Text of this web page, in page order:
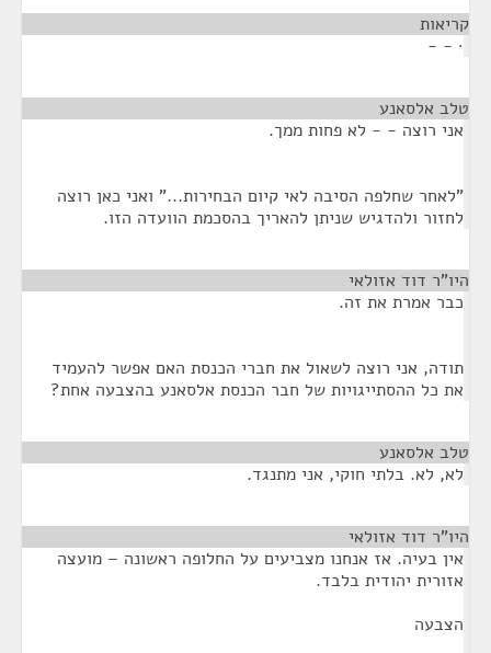
קריאות
· - -
טלב אלסאנע
אני רוצה - - לא פחות ממך.
"לאחר שחלפה הסיבה לאי קיום הבחירות..." ואני כאן רוצה
לחזור ולהדגיש שניתן להאריך בהסכמת הוועדה הזו.
היו"ר דוד אזולאי
כבר אמרת את זה.
תודה, אני רוצה לשאול את חברי הכנסת האם אפשר להעמיד
את כל ההסתייגויות של חבר הכנסת אלסאנע בהצבעה אחת?
טלב אלסאנע
לא, לא. בלתי חוקי, אני מתנגד.
היו"ר דוד אזולאי
אין בעיה. אז אנחנו מצביעים על החלופה ראשונה – מועצה
אזורית יהודית בלבד.
הצבעה